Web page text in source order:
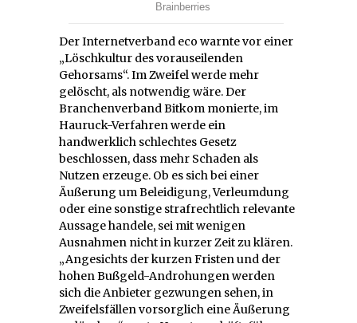
Der Internetverband eco warnte vor einer
„Löschkultur des vorauseilenden
Gehorsams“. Im Zweifel werde mehr
gelöscht, als notwendig wäre. Der
Branchenverband Bitkom monierte, im
Hauruck-Verfahren werde ein
handwerklich schlechtes Gesetz
beschlossen, dass mehr Schaden als
Nutzen erzeuge. Ob es sich bei einer
Äußerung um Beleidigung, Verleumdung
oder eine sonstige strafrechtlich relevante
Aussage handele, sei mit wenigen
Ausnahmen nicht in kurzer Zeit zu klären.
„Angesichts der kurzen Fristen und der
hohen Bußgeld-Androhungen werden
sich die Anbieter gezwungen sehen, in
Zweifelsfällen vorsorglich eine Äußerung